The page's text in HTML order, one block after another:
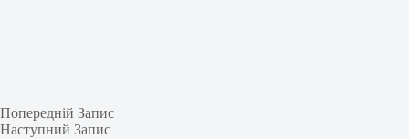
Попередній Запис
Наступний Запис